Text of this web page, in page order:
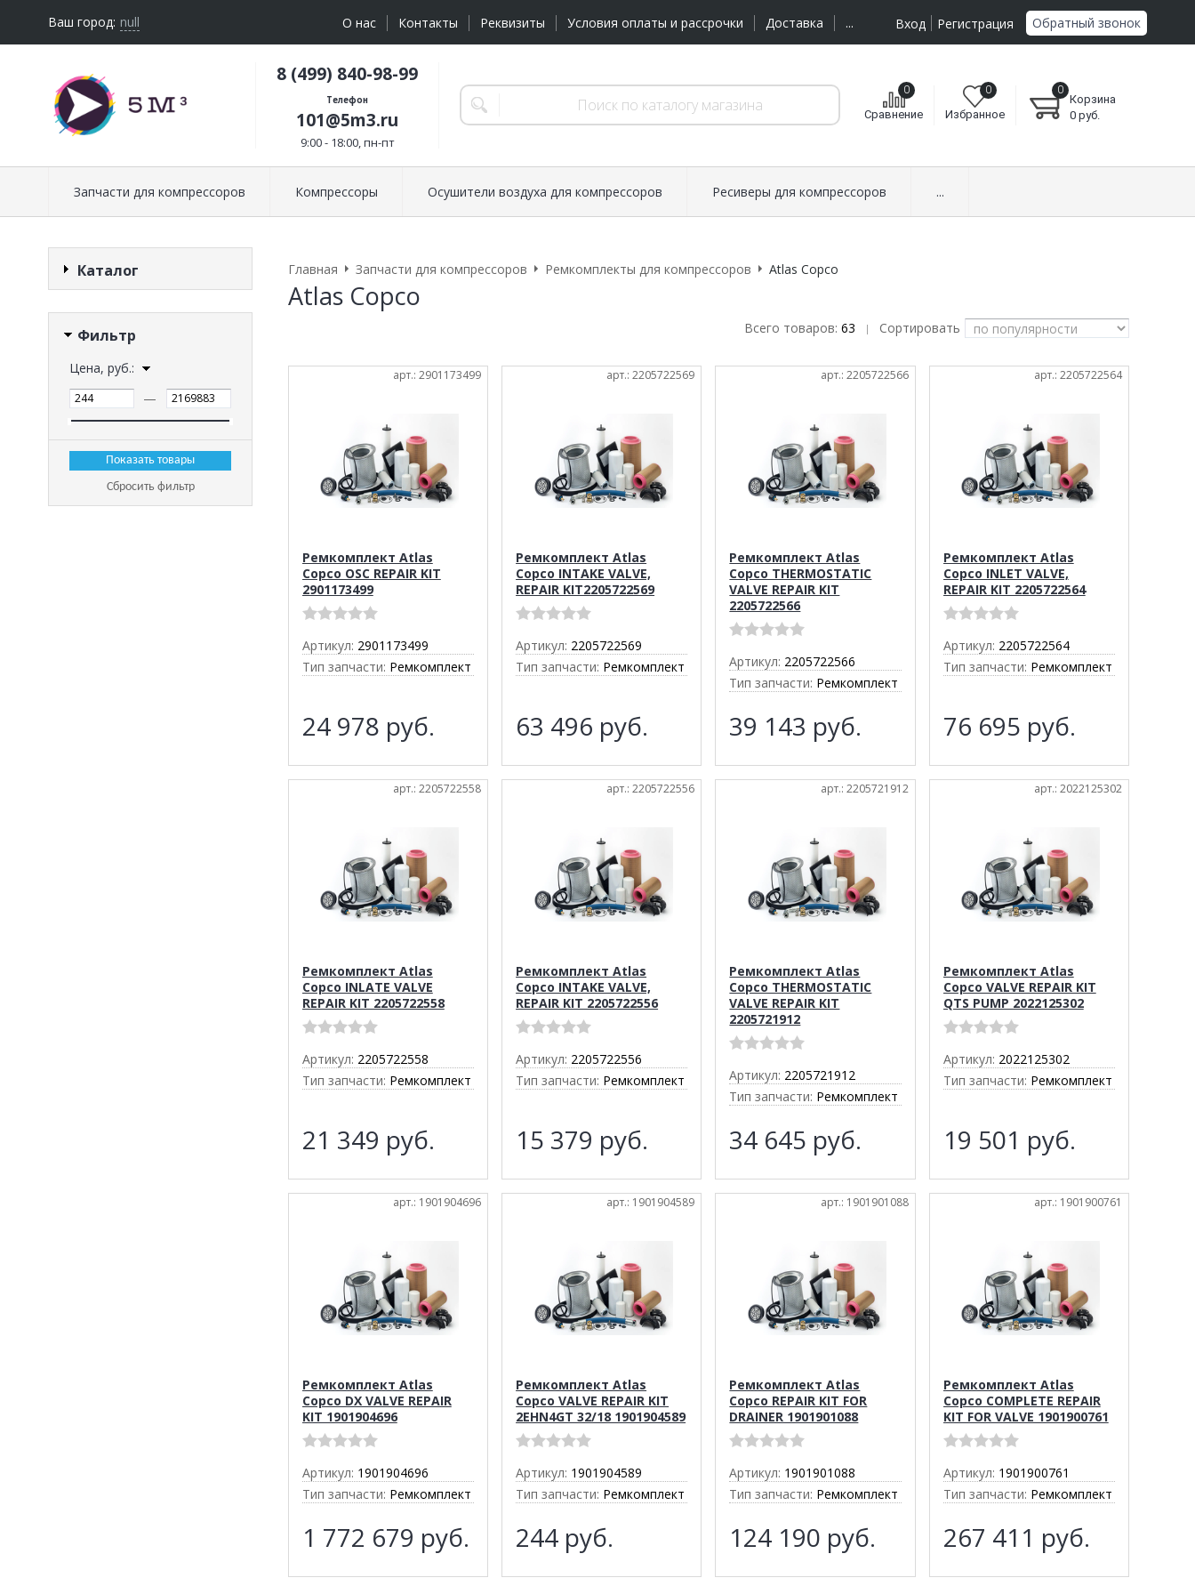
Ваш город: null О нас Контакты Реквизиты Условия оплаты и рассрочки Доставка ... Вход Регистрация Обратный звонок
8 (499) 840-98-99
Телефон
101@5m3.ru
9:00 - 18:00, пн-пт
Сравнение
0
Избранное
0
Корзина
0
0 руб.
Запчасти для компрессоров Компрессоры Осушители воздуха для компрессоров Ресиверы для компрессоров ...
Каталог
Фильтр
Цена, руб.:
—
Сбросить фильтр
Главная Запчасти для компрессоров Ремкомплекты для компрессоров Atlas Copco
Atlas Copco
Всего товаров: 63 | Сортировать
арт.: 2901173499
Ремкомплект Atlas
Copco OSC REPAIR KIT
2901173499
Артикул: 2901173499
Тип запчасти: Ремкомплект
24 978 руб.
арт.: 2205722569
Ремкомплект Atlas
Copco INTAKE VALVE,
REPAIR KIT2205722569
Артикул: 2205722569
Тип запчасти: Ремкомплект
63 496 руб.
арт.: 2205722566
Ремкомплект Atlas
Copco THERMOSTATIC
VALVE REPAIR KIT
2205722566
Артикул: 2205722566
Тип запчасти: Ремкомплект
39 143 руб.
арт.: 2205722564
Ремкомплект Atlas
Copco INLET VALVE,
REPAIR KIT 2205722564
Артикул: 2205722564
Тип запчасти: Ремкомплект
76 695 руб.
арт.: 2205722558
Ремкомплект Atlas
Copco INLATE VALVE
REPAIR KIT 2205722558
Артикул: 2205722558
Тип запчасти: Ремкомплект
21 349 руб.
арт.: 2205722556
Ремкомплект Atlas
Copco INTAKE VALVE,
REPAIR KIT 2205722556
Артикул: 2205722556
Тип запчасти: Ремкомплект
15 379 руб.
арт.: 2205721912
Ремкомплект Atlas
Copco THERMOSTATIC
VALVE REPAIR KIT
2205721912
Артикул: 2205721912
Тип запчасти: Ремкомплект
34 645 руб.
арт.: 2022125302
Ремкомплект Atlas
Copco VALVE REPAIR KIT
QTS PUMP 2022125302
Артикул: 2022125302
Тип запчасти: Ремкомплект
19 501 руб.
арт.: 1901904696
Ремкомплект Atlas
Copco DX VALVE REPAIR
KIT 1901904696
Артикул: 1901904696
Тип запчасти: Ремкомплект
1 772 679 руб.
арт.: 1901904589
Ремкомплект Atlas
Copco VALVE REPAIR KIT
2EHN4GT 32/18 1901904589
Артикул: 1901904589
Тип запчасти: Ремкомплект
244 руб.
арт.: 1901901088
Ремкомплект Atlas
Copco REPAIR KIT FOR
DRAINER 1901901088
Артикул: 1901901088
Тип запчасти: Ремкомплект
124 190 руб.
арт.: 1901900761
Ремкомплект Atlas
Copco COMPLETE REPAIR
KIT FOR VALVE 1901900761
Артикул: 1901900761
Тип запчасти: Ремкомплект
267 411 руб.